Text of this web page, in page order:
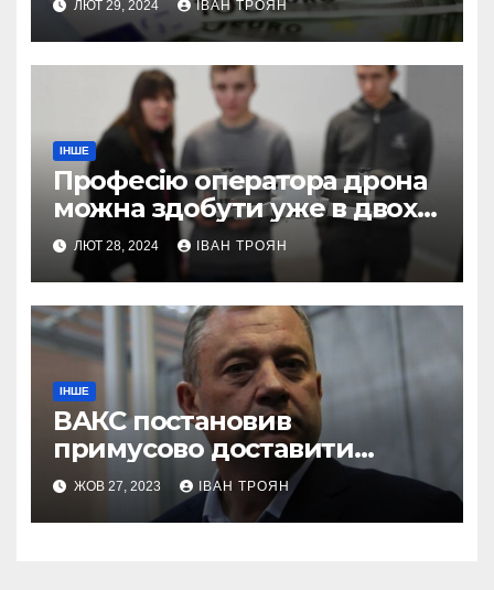
ЛЮТ 29, 2024 ІВАН ТРОЯН
ІНШЕ
Професію оператора дрона
можна здобути уже в двох
профтехах Львівщини
ЛЮТ 28, 2024 ІВАН ТРОЯН
ІНШЕ
ВАКС постановив
примусово доставити
Дубневича до суду
ЖОВ 27, 2023 ІВАН ТРОЯН